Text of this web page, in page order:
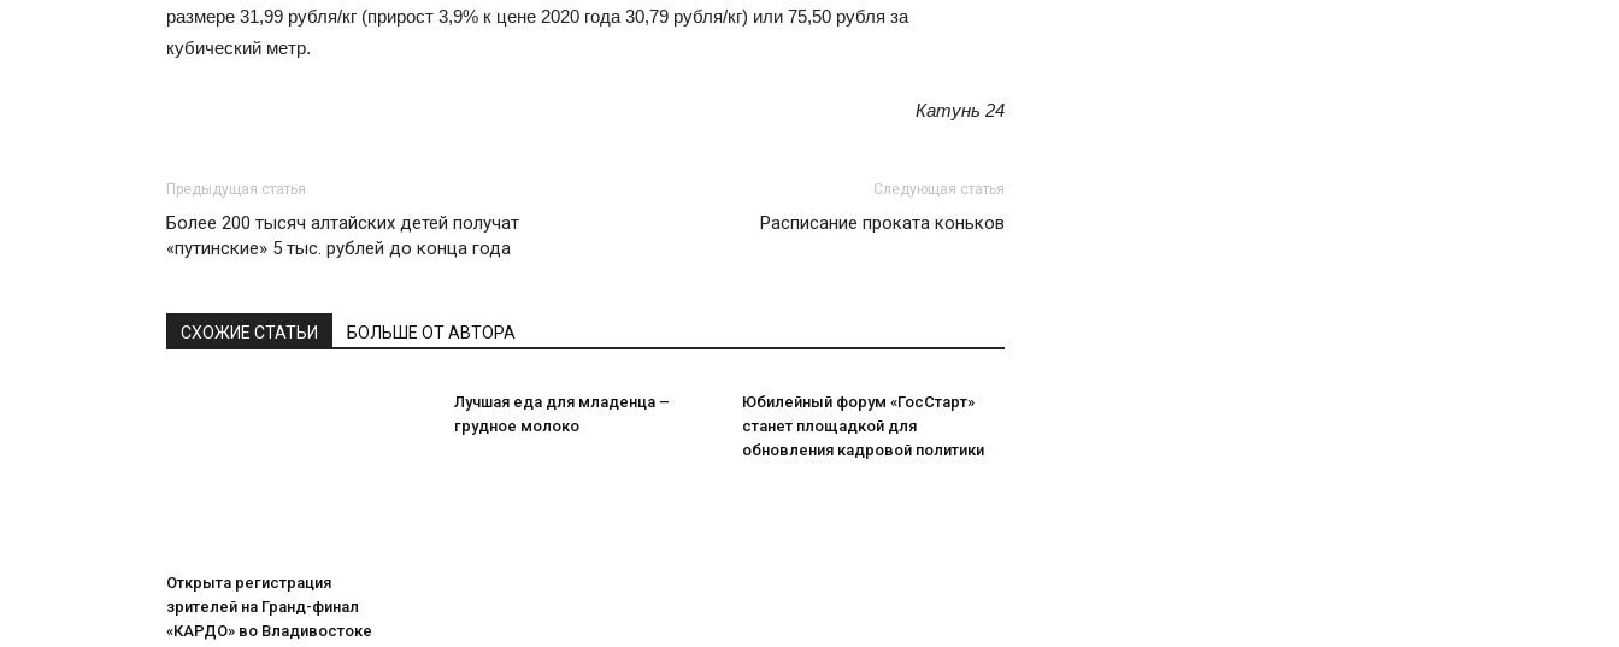
размере 31,99 рубля/кг (прирост 3,9% к цене 2020 года 30,79 рубля/кг) или 75,50 рубля за
кубический метр.
Катунь 24
Предыдущая статья
Более 200 тысяч алтайских детей получат
«путинские» 5 тыс. рублей до конца года
Следующая статья
Расписание проката коньков
СХОЖИЕ СТАТЬИ БОЛЬШЕ ОТ АВТОРА
Открыта регистрация
зрителей на Гранд-финал
«КАРДО» во Владивостоке
Лучшая еда для младенца –
грудное молоко
Юбилейный форум «ГосСтарт»
станет площадкой для
обновления кадровой политики